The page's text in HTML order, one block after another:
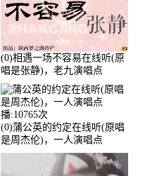
(0)相遇一场不容易在线听(原
唱是张静)，老九演唱点
播:11453次
(0)蒲公英的约定在线听(原唱
是周杰伦)，一人演唱点
播:10765次